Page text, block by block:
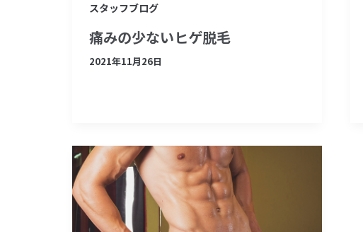
スタッフブログ
痛みの少ないヒゲ脱毛
2021年11月26日